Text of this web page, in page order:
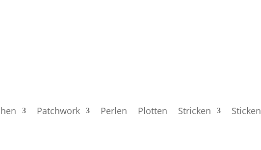
Patchwork Perlen Plotten Stricken Sticken